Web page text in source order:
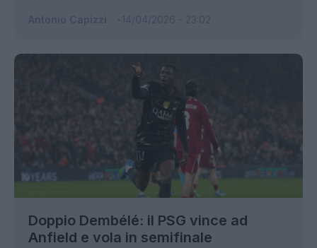
Doppio Dembélé: il PSG vince ad
Anfield e vola in semifinale